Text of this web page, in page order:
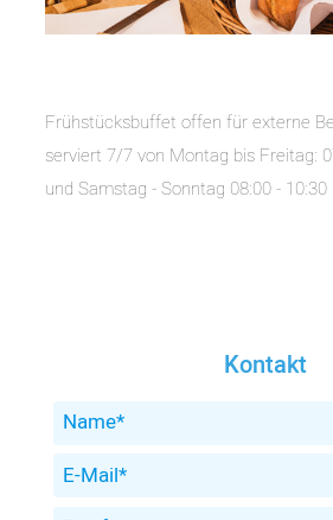
Frühstücksbuffet offen für externe
serviert 7/7 von Montag bis Freitag:
und Samstag - Sonntag 08:00 - 10:30
Kontakt